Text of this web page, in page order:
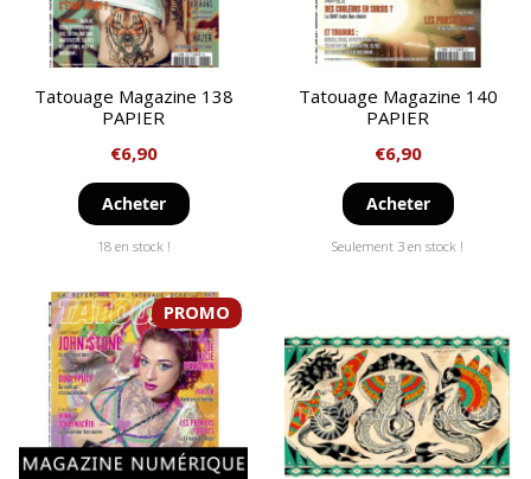
Tatouage Magazine 138
PAPIER
€6,90
Acheter
18 en stock !
Tatouage Magazine 140
PAPIER
€6,90
Acheter
Seulement 3 en stock !
PROMO